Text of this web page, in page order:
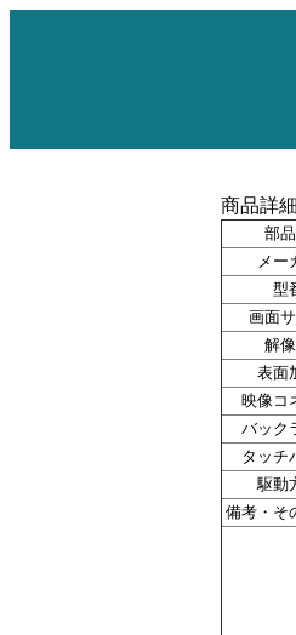
商品詳細
部
メー
型
画面
解
表面
映像コ
バック
タッチ
駆動
備考・そ